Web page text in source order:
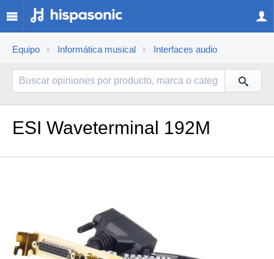
Equipo Informática musical Interfaces audio
ESI Waveterminal 192M